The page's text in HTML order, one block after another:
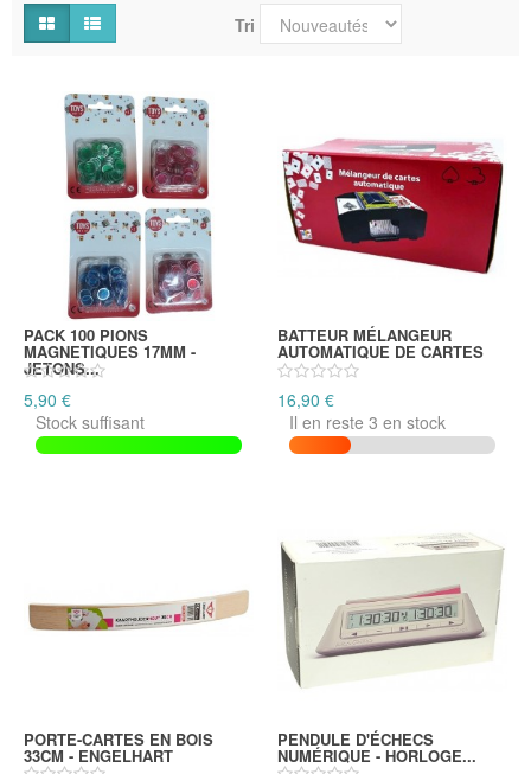
Tri
PACK 100 PIONS
MAGNETIQUES 17MM -
JETONS...
5,90 €
Stock suffisant
BATTEUR MÉLANGEUR
AUTOMATIQUE DE CARTES
16,90 €
Il en reste 3 en stock
PORTE-CARTES EN BOIS
33CM - ENGELHART
PENDULE D'ÉCHECS
NUMÉRIQUE - HORLOGE...